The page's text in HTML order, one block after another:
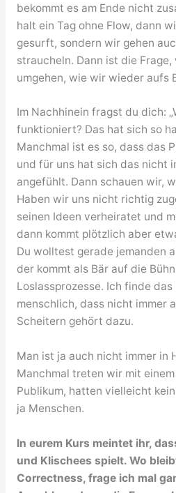
bekommt es am Ende nicht
halt ein Tag ohne Flow, dann
gesurft, sondern wir gehen
straucheln. Dann ist die
umgehen, wie wir wieder aufs
Im Nachhinein fragst du dich:
funktioniert? Das hat sich so
Manchmal ist es so, dass das
und für uns hat sich das nicht
angefühlt. Dann schauen wir,
Haben wir uns nicht richtig
seinen Ideen verheiratet und
dann kommt plötzlich aber
Du wolltest gerade jemanden
der kommt als Bär auf die
Loslassprozesse. Ich finde das
menschlich, dass nicht immer
Scheitern gehört dazu.
Man ist ja auch nicht immer in
Manchmal treten wir mit
Publikum, hatten vielleicht
ja Menschen.
In eurem Kurs meintet ihr,
und Klischees spielt. Wo
Correctness, frage ich mal